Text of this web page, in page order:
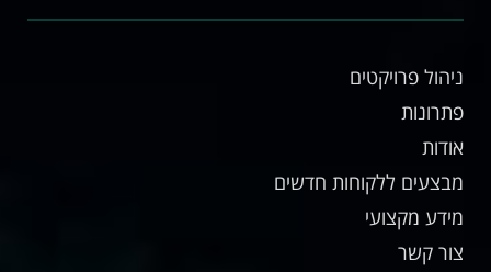
ניהול פרויקטים
פתרונות
אודות
מבצעים ללקוחות חדשים
מידע מקצועי
צור קשר